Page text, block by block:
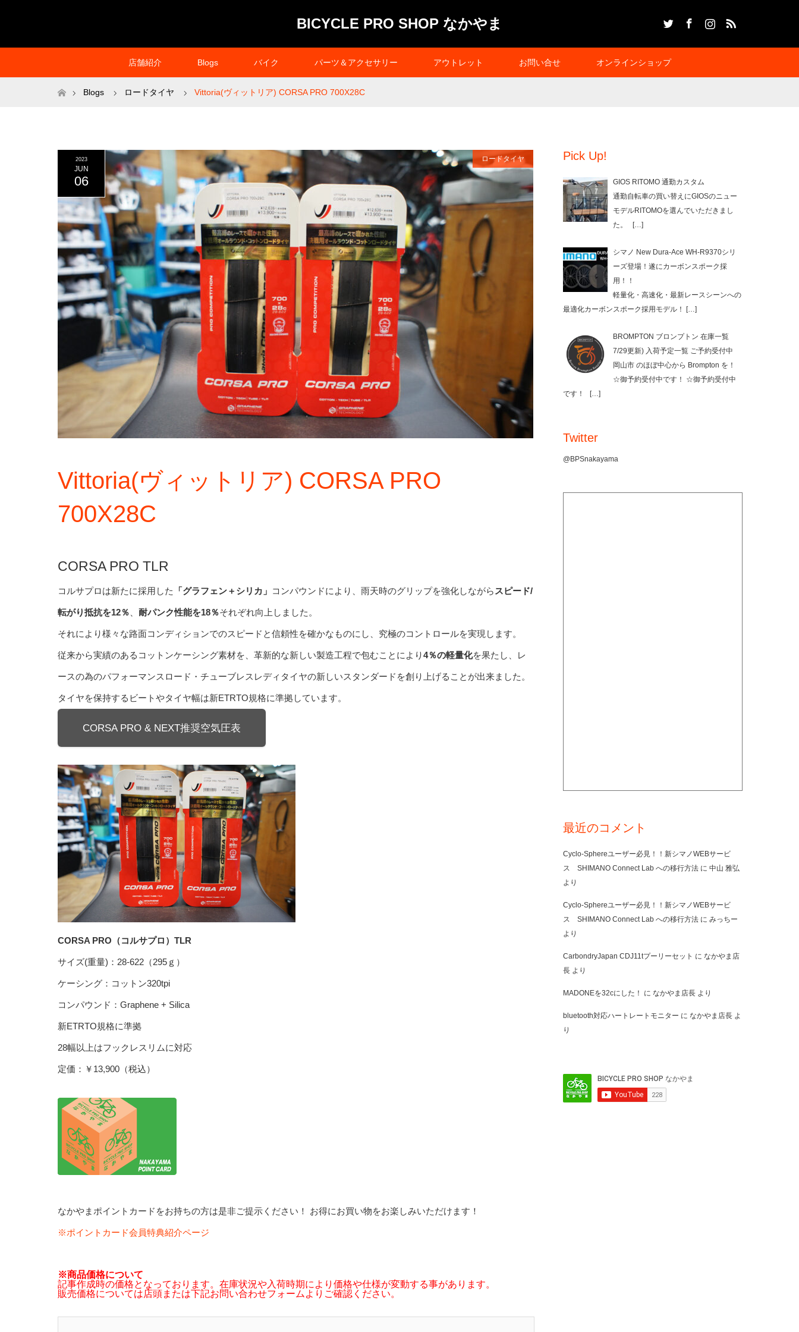
BICYCLE PRO SHOP なかやま
店舗紹介 Blogs バイク パーツ＆アクセサリー アウトレット お問い合せ オンラインショップ
ホームBlogs ロードタイヤ Vittoria(ヴィットリア) CORSA PRO 700X28C
2023
JUN
06
ロードタイヤ
Vittoria(ヴィットリア) CORSA PRO
700X28C
CORSA PRO TLR
コルサプロは新たに採用した 「グラフェン＋シリカ」 コンパウンドにより、雨天時のグリップを強化しながら スピード/
転がり抵抗を12％ 耐パンク性能を18％それぞれ向上しました。
それにより様々な路面コンディションでのスピードと信頼性を確かなものにし、究極のコントロールを実現します。
従来から実績のあるコットンケーシング素材を、革新的な新しい製造工程で包むことにより4％の軽量化を果たし、レ
ースの為のパフォーマンスロード・チューブレスレディタイヤの新しいスタンダードを創り上げることが出来ました。
タイヤを保持するビートやタイヤ幅は新ETRTO規格に準拠しています。
CORSA PRO & NEXT推奨空気圧表
CORSA PRO（コルサプロ）TLR
サイズ(重量)：28-622（295ｇ）
ケーシング：コットン320tpi
コンパウンド：Graphene + Silica
新ETRTO規格に準拠
28幅以上はフックレスリムに対応
定価：￥13,900（税込）
なかやまポイントカードをお持ちの方は是非ご提示ください！ お得にお買い物をお楽しみいただけます！
※ポイントカード会員特典紹介ページ
※商品価格について
記事作成時の価格となっております。在庫状況や入荷時期により価格や仕様が変動する事があります。
販売価格については店頭または下記お問い合わせフォームよりご確認ください。
Pick Up!
GIOS RITOMO 通勤カスタム
通勤自転車の買い替えにGIOSのニュー
モデルRITOMOを選んでいただきまし
た。
[…]
シマノ New Dura-Ace WH-R9370シリ
ーズ登場！遂にカーボンスポーク採
用！！
軽量化・高速化・最新レースシーンへの
最適化カーボンスポーク採用モデル！
[…]
BROMPTON ブロンプトン 在庫一覧
7/29更新) 入荷予定一覧 ご予約受付中
岡山市 のほぼ中心から Brompton を！
☆御予約受付中です！ ☆御予約受付中
です！
[…]
Twitter
@BPSnakayama
最近のコメント
Cyclo-Sphereユーザー必見！！新シマノWEBサービ
ス SHIMANO Connect Lab への移行方法 に 中山 雅弘
より
Cyclo-Sphereユーザー必見！！新シマノWEBサービ
ス SHIMANO Connect Lab への移行方法 に みっちー
より
CarbondryJapan CDJ11tプーリーセット に なかやま店
長 より
MADONEを32cにした！ に なかやま店長 より
bluetooth対応ハートレートモニター に なかやま店長 よ
り